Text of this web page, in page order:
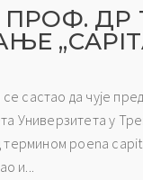
ПРОФ.
састао да чује
Универзитета у
термином poena
и...